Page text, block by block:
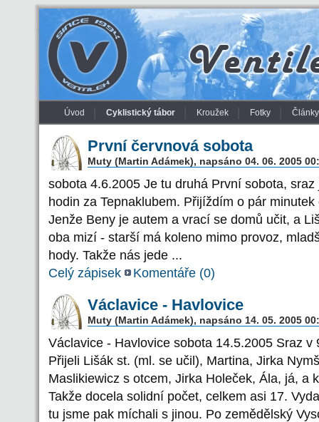
Úvod Cyklistický tábor Kroužek Fotky Články
První červnová sobota
Muty (Martin Adámek), napsáno 04. 06. 2005
sobota 4.6.2005 Je tu druhá První sobota,
hodin za Tepnaklubem. Přijíždím o pár
Jenže Beny je autem a vrací se domů učit, a
oba mizí - starší má koleno mimo provoz,
hody. Takže nás jede ...
Celý zápisek
Komentáře (0)
Václavice - Havlovice
Muty (Martin Adámek), napsáno 14. 05. 2005
Václavice - Havlovice sobota 14.5.2005 Sraz
Přijeli Lišák st. (ml. se učil), Martina, Jirka
Maslikiewicz s otcem, Jirka Holeček, Ála, já, a
Takže docela solidní počet, celkem asi 17.
tu jsme pak míchali s jinou. Po zemědělský